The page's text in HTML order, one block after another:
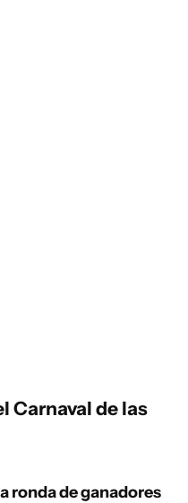
Carnaval de las
ronda de ganadores